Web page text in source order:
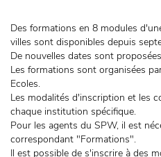
Des formations en 8 modules
villes sont disponibles depuis
De nouvelles dates sont
Les formations sont organisées
Ecoles.
Les modalités d'inscription et les
chaque institution spécifique.
Pour les agents du SPW, il est
correspondant "Formations".
Il est possible de s'inscrire à des